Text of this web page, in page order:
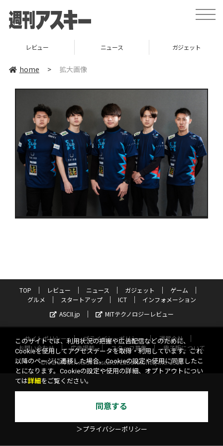
toggle
レビュー ニュース ガジェット
home > 拡大画像
TOP レビュー ニュース ガジェット
ゲーム
グルメ
スタートアップ ICT
インフォメーション
ASCII.jp
MITテクノロジーレビュー
サイトポリシー プライバシーポリシー
運営会社
お問い合わせ
広告掲載 スタッフ募集
電子版について
©KADOKAWA ASCII Research Laboratories, Inc. 2026
このサイトでは、利用状況の把握や広告配信などのために、
Cookieを使用してアクセスデータを取得・利用しています。これ
以降のページに遷移した場合、Cookieの設定や使用に同意したこ
とになります。Cookieの設定や使用の詳細、オプトアウトについ
ては詳細 をご覧ください。
同意する
＞プライバシーポリシー